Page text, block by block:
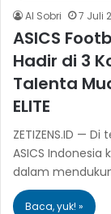
Al Sobri 7 Juli
ASICS
Hadir di 3
Talenta
ELITE
ZETIZENS.ID —
ASICS
dalam
Baca, yuk! »